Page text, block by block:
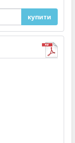
купити